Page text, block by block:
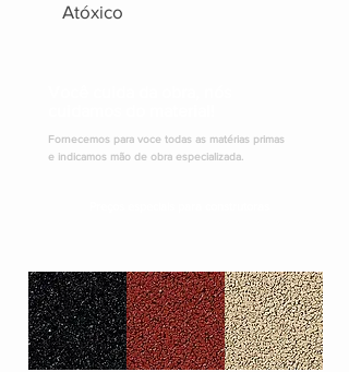
Atóxico
Fornecemos para voce todas as matérias primas
e indicamos mão de obra especializada.